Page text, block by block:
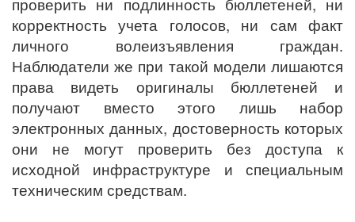
корректность учета голосов, ни сам факт
личного волеизъявления граждан.
Наблюдатели же при такой модели лишаются
права видеть оригиналы бюллетеней и
получают вместо этого лишь набор
электронных данных, достоверность которых
они не могут проверить без доступа к
исходной инфраструктуре и специальным
техническим средствам.